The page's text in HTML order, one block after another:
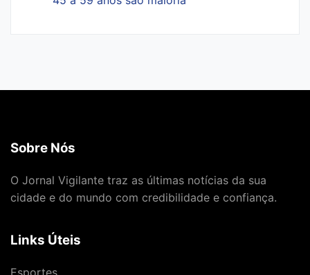
Sobre Nós
O Jornal Vigilante traz as últimas notícias da sua
cidade e do mundo com credibilidade e confiança.
Links Úteis